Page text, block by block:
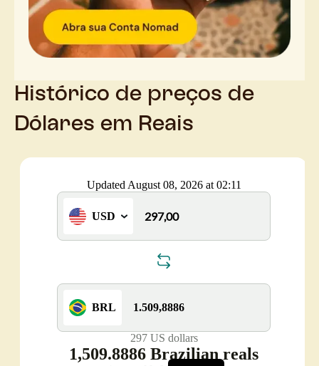
Histórico de preços de
Dólares em Reais